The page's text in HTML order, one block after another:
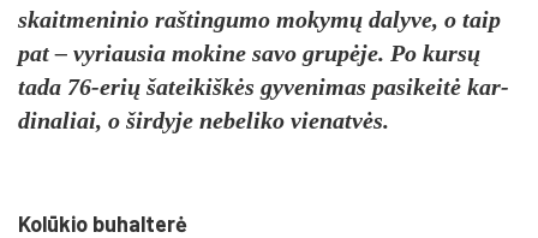
skait­me­ni­nio raš­tin­gu­mo mo­kymų da­ly­ve, o taip
pat – vy­riau­sia mo­ki­ne sa­vo grupė­je. Po kursų
tada 76-erių ša­tei­kiškės gy­ve­ni­mas pa­si­keitė kar­
di­na­liai, o šir­dy­je ne­be­li­ko vie­natvės.
Kolū­kio bu­hal­terė